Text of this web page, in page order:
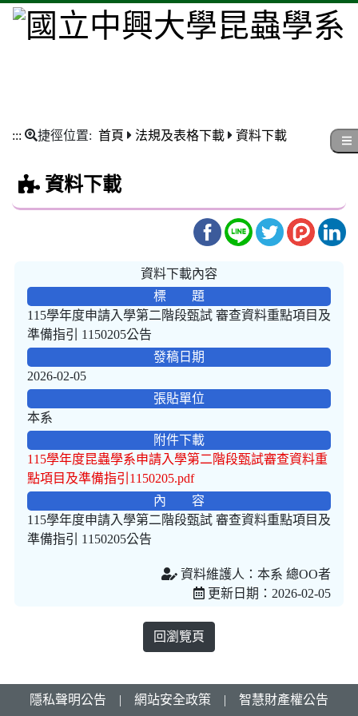
::: 捷徑位置: 首頁 法規及表格下載 資料下載
資料下載
資料下載內容
標 題
115學年度申請入學第二階段甄試 審查資料重點項目及
準備指引 1150205公告
發稿日期
2026-02-05
張貼單位
本系
附件下載
115學年度昆蟲學系申請入學第二階段甄試審查資料重
點項目及準備指引1150205.pdf
內 容
115學年度申請入學第二階段甄試 審查資料重點項目及
準備指引 1150205公告
資料維護人：本系 總OO者
更新日期：2026-02-05
回瀏覽頁
隱私聲明公告 | 網站安全政策 | 智慧財產權公告